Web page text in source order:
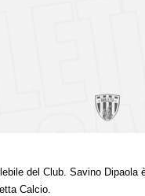
del Club. Savino Dipaola
Calcio.